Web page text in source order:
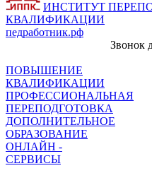
ИНСТИТУТ
КВАЛИФИКАЦИИ
педработник.рф
Звонок
ПОВЫШЕНИЕ
КВАЛИФИКАЦИИ
ПРОФЕССИОНАЛЬНАЯ
ПЕРЕПОДГОТОВКА
ДОПОЛНИТЕЛЬНОЕ
ОБРАЗОВАНИЕ
ОНЛАЙН -
СЕРВИСЫ